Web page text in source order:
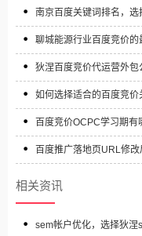
南京百度关键词排名，
聊城能源行业百度竞价
狄涅百度竞价代运营外
如何选择适合的百度竞价
百度竞价OCPC学习期有
百度推广落地页URL修改
相关资讯
sem帐户优化，选择狄涅